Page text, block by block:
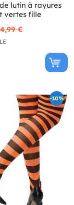
lutin à rayures
vertes fille
4,99 €
-10%